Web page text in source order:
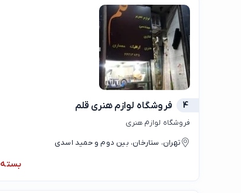
4 فروشگاه لوازم هنری قلم
فروشگاه لوازم هنری
تهران، ستارخان، بین دوم و حمید اسدی
بسته